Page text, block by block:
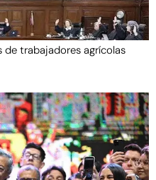
de trabajadores agrícolas